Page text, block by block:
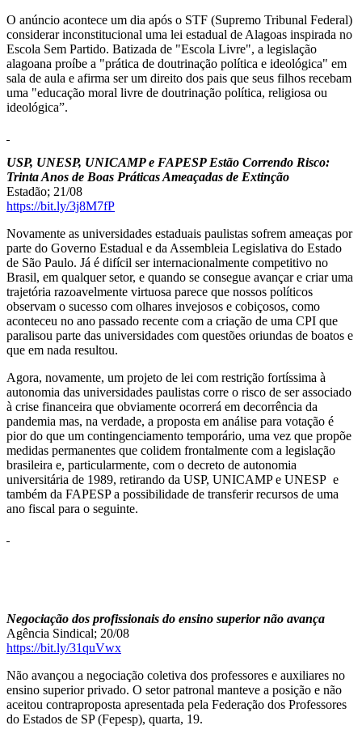
O anúncio acontece um dia após o STF (Supremo Tribunal Federal)
considerar inconstitucional uma lei estadual de Alagoas inspirada no
Escola Sem Partido. Batizada de "Escola Livre", a legislação
alagoana proíbe a "prática de doutrinação política e ideológica" em
sala de aula e afirma ser um direito dos pais que seus filhos recebam
uma "educação moral livre de doutrinação política, religiosa ou
ideológica”.
USP, UNESP, UNICAMP e FAPESP Estão Correndo Risco:
Trinta Anos de Boas Práticas Ameaçadas de Extinção
Estadão; 21/08
https://bit.ly/3j8M7fP
Novamente as universidades estaduais paulistas sofrem ameaças por
parte do Governo Estadual e da Assembleia Legislativa do Estado
de São Paulo. Já é difícil ser internacionalmente competitivo no
Brasil, em qualquer setor, e quando se consegue avançar e criar uma
trajetória razoavelmente virtuosa parece que nossos políticos
observam o sucesso com olhares invejosos e cobiçosos, como
aconteceu no ano passado recente com a criação de uma CPI que
paralisou parte das universidades com questões oriundas de boatos e
que em nada resultou.
Agora, novamente, um projeto de lei com restrição fortíssima à
autonomia das universidades paulistas corre o risco de ser associado
à crise financeira que obviamente ocorrerá em decorrência da
pandemia mas, na verdade, a proposta em análise para votação é
pior do que um contingenciamento temporário, uma vez que propõe
medidas permanentes que colidem frontalmente com a legislação
brasileira e, particularmente, com o decreto de autonomia
universitária de 1989, retirando da USP, UNICAMP e UNESP e
também da FAPESP a possibilidade de transferir recursos de uma
ano fiscal para o seguinte.
Negociação dos profissionais do ensino superior não avança
Agência Sindical; 20/08
https://bit.ly/31quVwx
Não avançou a negociação coletiva dos professores e auxiliares no
ensino superior privado. O setor patronal manteve a posição e não
aceitou contraproposta apresentada pela Federação dos Professores
do Estados de SP (Fepesp), quarta, 19.